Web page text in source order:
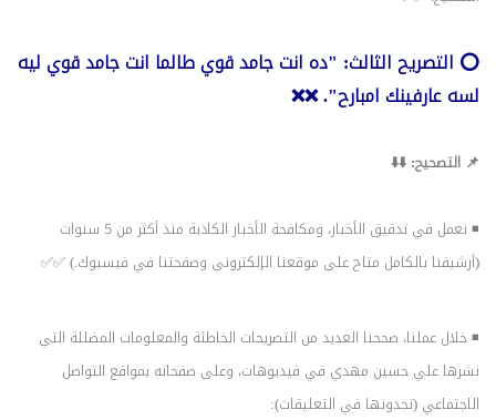
⭕️ التصريح الثالث: "ده انت جامد قوي طالما انت جامد قوي ليه
لسه عارفينك امبارح". ❌❌
📌 التصحيح: ⬇️⬇️
◾️ نعمل في تدقيق الأخبار، ومكافحة الأخبار الكاذبة منذ أكثر من 5 سنوات
(أرشيفنا بالكامل متاح على موقعنا الإلكترونى وصفحتنا في فيسبوك.) ✅✅
◾️ خلال عملنا، صححنا العديد من التصريحات الخاطئة والمعلومات المضللة التي
نشرها علي حسين مهدي في فيديوهات، وعلى صفحاته بمواقع التواصل
الاجتماعي (تجدونها في التعليقات):